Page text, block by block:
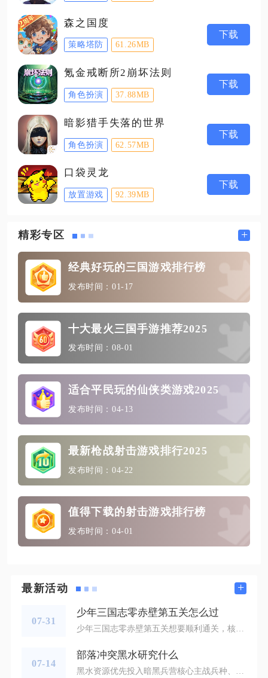
森之国度
策略塔防 61.26MB
下载
氪金戒断所2崩坏法则
角色扮演 37.88MB
下载
暗影猎手失落的世界
角色扮演 62.57MB
下载
口袋灵龙
放置游戏 92.39MB
下载
精彩专区 +
经典好玩的三国游戏排行榜
发布时间：01-17
十大最火三国手游推荐2025
发布时间：08-01
适合平民玩的仙侠类游戏2025
发布时间：04-13
最新枪战射击游戏排行2025
发布时间：04-22
值得下载的射击游戏排行榜
发布时间：04-01
最新活动 +
07-31
少年三国志零赤壁第五关怎么过
07-14
部落冲突黑水研究什么
黑水资源优先投入暗黑兵营核心主战兵种、暗黑法术工厂功能性法术，剩余资源分配给适配主流流派的辅助黑水兵种，全程遵循先通吃多玩法、再专精单一体系的研究逻辑，兼顾日常打资源、部落联赛对战、冲杯上分三类场景，避免分散资源升级冷门单位造成战力断层。暗黑兵营产出的黑水兵种是研究核心，七本解锁亡灵后先将亡灵拉至当前满级，亡灵免疫空中追踪地雷，人口占用低、出兵成本低廉，可搭配熔岩猎犬组成狗球体系收尾，也能小规模搭配地面部队清理外围零散防御，日常掠夺黑水时用来收割外置采集器效率极高。八本解锁野